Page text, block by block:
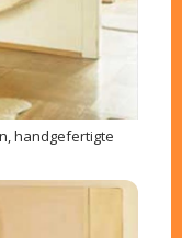
handgefertigte